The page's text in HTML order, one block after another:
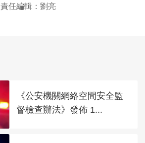
責任編輯：劉亮
《公安機關網絡空間安全監
督檢查辦法》發佈 1...